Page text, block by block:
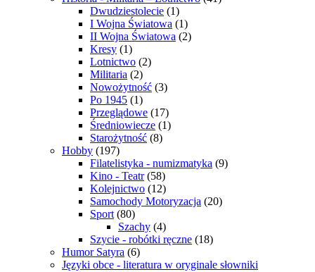
Dwudziestolecie (1)
I Wojna Światowa (1)
II Wojna Światowa (2)
Kresy (1)
Lotnictwo (2)
Militaria (2)
Nowożytność (3)
Po 1945 (1)
Przeglądowe (17)
Średniowiecze (1)
Starożytność (8)
Hobby (197)
Filatelistyka - numizmatyka (9)
Kino - Teatr (58)
Kolejnictwo (12)
Samochody Motoryzacja (20)
Sport (80)
Szachy (4)
Szycie - robótki ręczne (18)
Humor Satyra (6)
Języki obce - literatura w oryginale słowniki